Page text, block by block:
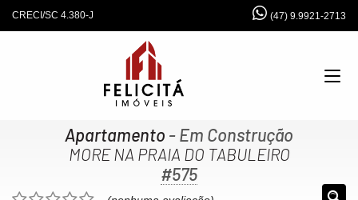
CRECI/SC 4.380-J (47) 9.9921-2713
Apartamento - Em Construção
MORE NA PRAIA DO TABULEIRO
#575